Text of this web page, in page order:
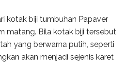
kotak biji tumbuhan Papaver
matang. Bila kotak biji tersebut
yang berwarna putih, seperti
akan menjadi sejenis karet